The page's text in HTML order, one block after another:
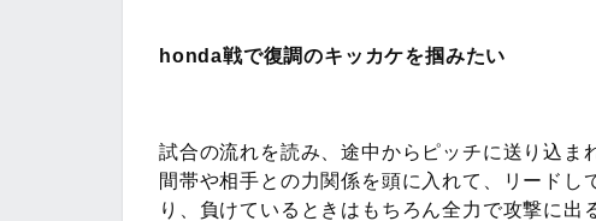
honda戦で復調のキッカケを掴みたい
試合の流れを読み、途中からピッチに送り込
間帯や相手との力関係を頭に入れて、リードし
り、負けているときはもちろん全力で攻撃に